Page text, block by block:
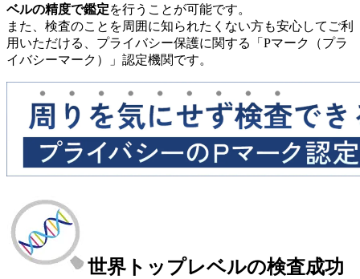
ベルの精度で鑑定を行うことが可能です。
また、検査のことを周囲に知られたくない方も安心してご利
用いただける、プライバシー保護に関する「Pマーク（プラ
イバシーマーク）」認定機関です。
世界トップレベルの検査成功